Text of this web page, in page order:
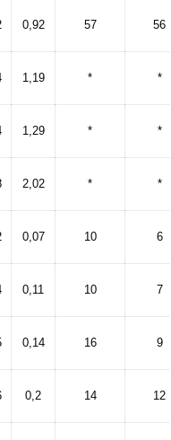
0,92 57 56
1,19 * *
1,29 * *
2,02 * *
0,07 10 6
0,11 10 7
0,14 16 9
0,2 14 12